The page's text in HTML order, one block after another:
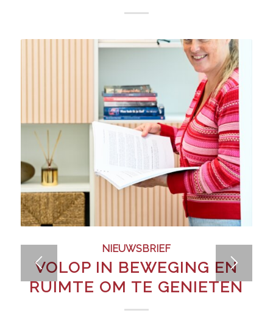
NIEUWSBRIEF
VOLOP IN BEWEGING EN
RUIMTE OM TE GENIETEN